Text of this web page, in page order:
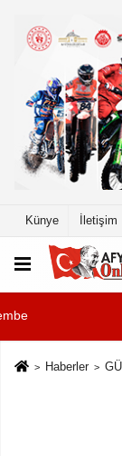
Künye İletişim
Haberler